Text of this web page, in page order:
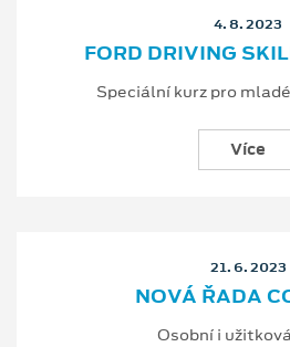
4. 8. 2023
FORD DRIVING
Speciální kurz pro
Více
21. 6. 2023
NOVÁ ŘADA
Osobní i